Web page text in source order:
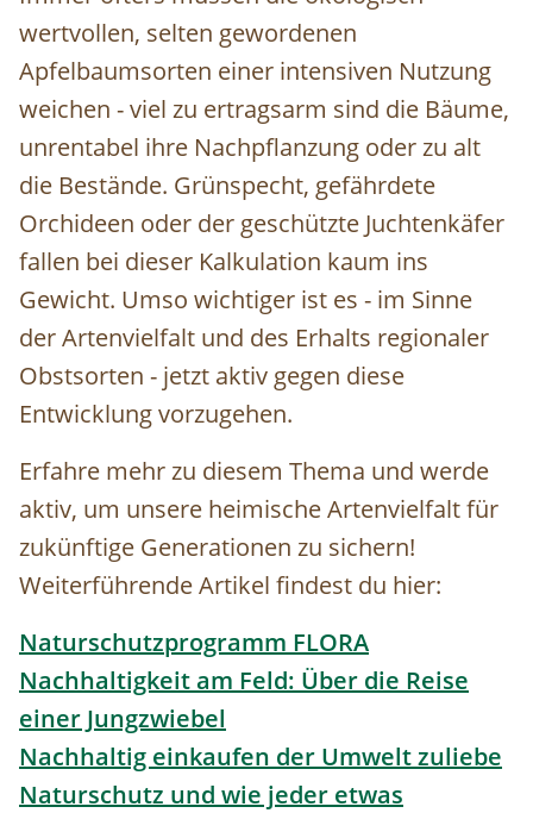
wertvollen, selten gewordenen
Apfelbaumsorten einer intensiven Nutzung
weichen - viel zu ertragsarm sind die Bäume,
unrentabel ihre Nachpflanzung oder zu alt
die Bestände. Grünspecht, gefährdete
Orchideen oder der geschützte Juchtenkäfer
fallen bei dieser Kalkulation kaum ins
Gewicht. Umso wichtiger ist es - im Sinne
der Artenvielfalt und des Erhalts regionaler
Obstsorten - jetzt aktiv gegen diese
Entwicklung vorzugehen.
Erfahre mehr zu diesem Thema und werde
aktiv, um unsere heimische Artenvielfalt für
zukünftige Generationen zu sichern!
Weiterführende Artikel findest du hier:
Naturschutzprogramm FLORA
Nachhaltigkeit am Feld: Über die Reise
einer Jungzwiebel
Nachhaltig einkaufen der Umwelt zuliebe
Naturschutz und wie jeder etwas